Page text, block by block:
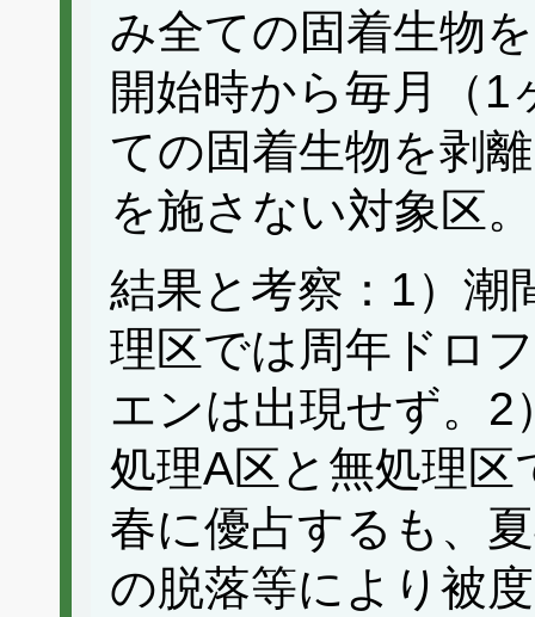
み全ての固着生物
開始時から毎月（1
ての固着生物を剥
を施さない対象区。
結果と考察：1）潮
理区では周年ドロ
エンは出現せず。2
処理A区と無処理
春に優占するも、
の脱落等により被